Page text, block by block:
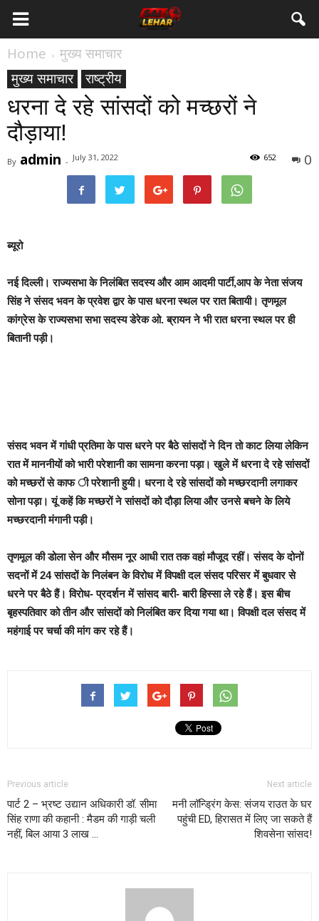
Home
मुख्य समाचार
मुख्य समाचार
राष्ट्रीय
धरना दे रहे सांसदों को मच्छरों ने
दौड़ाया!
By admin - July 31, 2022 0
652
ब्यूरो
नई दिल्ली। राज्यसभा के निलंबित सदस्य और आम आदमी पार्टी,आप के नेता संजय
सिंह ने संसद भवन के प्रवेश द्वार के पास धरना स्थल पर रात बितायी। तृणमूल
कांग्रेस के राज्यसभा सभा सदस्य डेरेक ओ. ब्रायन ने भी रात धरना स्थल पर ही
बितानी पड़ी।
संसद भवन में गांधी प्रतिमा के पास धरने पर बैठे सांसदों ने दिन तो काट लिया लेकिन
रात में माननीयों को भारी परेशानी का सामना करना पड़ा। खुले में धरना दे रहे सांसदों
को मच्छरों से काफ ी परेशानी हुयी। धरना दे रहे सांसदों को मच्छरदानी लगाकर
सोना पड़ा। यूं कहें कि मच्छरों ने सांसदों को दौड़ा लिया और उनसे बचने के लिये
मच्छरदानी मंगानी पड़ी।
तृणमूल की डोला सेन और मौसम नूर आधी रात तक वहां मौजूद रहीं। संसद के दोनों
सदनों में 24 सांसदों के निलंबन के विरोध में विपक्षी दल संसद परिसर में बुधवार से
धरने पर बैठे हैं। विरोध- प्रदर्शन में सांसद बारी- बारी हिस्सा ले रहे हैं। इस बीच
बृहस्पतिवार को तीन और सांसदों को निलंबित कर दिया गया था। विपक्षी दल संसद में
महंगाई पर चर्चा की मांग कर रहे हैं।
Previous article
पार्ट 2 – भ्रष्ट उद्यान अधिकारी डॉ. सीमा
सिंह राणा की कहानी : मैडम की गाड़ी चली
नहीं, बिल आया 3 लाख …
Next article
मनी लॉन्ड्रिंग केस: संजय राउत के घर
पहुंची ED, हिरासत में लिए जा सकते हैं
शिवसेना सांसद!